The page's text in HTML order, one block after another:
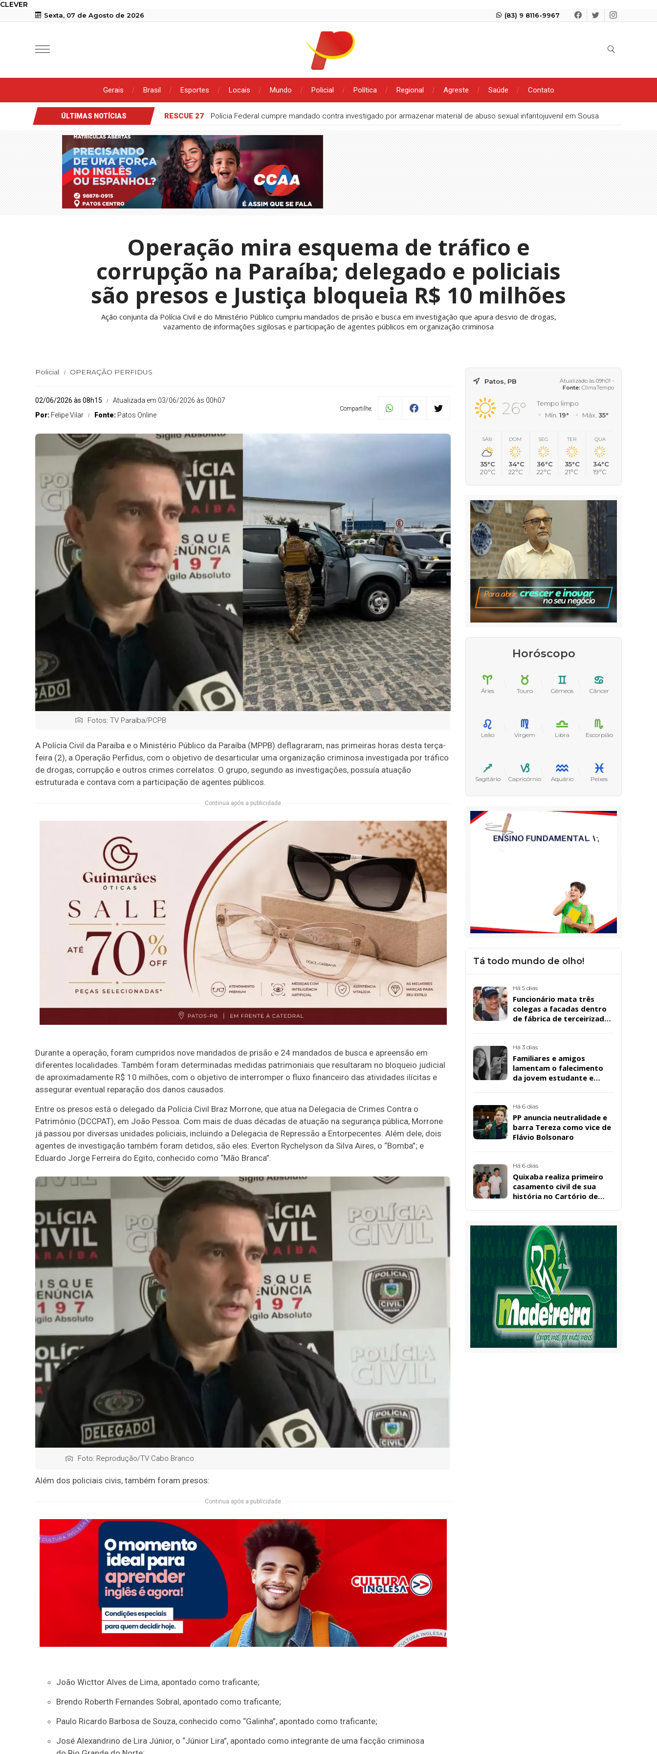
CLEVER
Sexta, 07 de Agosto de 2026 (83) 9 8116-9967
Gerais Brasil Esportes Locais Mundo Policial Política Regional Agreste Saúde Contato
ÚLTIMAS NOTÍCIAS RESCUE 27 Polícia Federal cumpre mandado contra investigado por armazenar material de abuso sexual infantojuvenil em Sousa
Operação mira esquema de tráfico e
corrupção na Paraíba; delegado e policiais
são presos e Justiça bloqueia R$ 10 milhões
Ação conjunta da Polícia Civil e do Ministério Público cumpriu mandados de prisão e busca em investigação que apura desvio de drogas,
vazamento de informações sigilosas e participação de agentes públicos em organização criminosa
Policial OPERAÇÃO PERFIDUS
02/06/2026 às 08h15
Atualizada em 03/06/2026 às 00h07
Por: Felipe Vilar Fonte: Patos Online
Compartilhe:
Fotos: TV Paraíba/PCPB
A Polícia Civil da Paraíba e o Ministério Público da Paraíba (MPPB) deflagraram, nas primeiras horas desta terça-
feira (2), a Operação Perfidus, com o objetivo de desarticular uma organização criminosa investigada por tráfico
de drogas, corrupção e outros crimes correlatos. O grupo, segundo as investigações, possuía atuação
estruturada e contava com a participação de agentes públicos.
Continua após a publicidade
Durante a operação, foram cumpridos nove mandados de prisão e 24 mandados de busca e apreensão em
diferentes localidades. Também foram determinadas medidas patrimoniais que resultaram no bloqueio judicial
de aproximadamente R$ 10 milhões, com o objetivo de interromper o fluxo financeiro das atividades ilícitas e
assegurar eventual reparação dos danos causados.
Entre os presos está o delegado da Polícia Civil Braz Morrone, que atua na Delegacia de Crimes Contra o
Patrimônio (DCCPAT), em João Pessoa. Com mais de duas décadas de atuação na segurança pública, Morrone
já passou por diversas unidades policiais, incluindo a Delegacia de Repressão a Entorpecentes. Além dele, dois
agentes de investigação também foram detidos, são eles: Everton Rychelyson da Silva Aires, o “Bomba”; e
Eduardo Jorge Ferreira do Egito, conhecido como “Mão Branca”.
Foto: Reprodução/TV Cabo Branco
Além dos policiais civis, também foram presos:
Continua após a publicidade
João Wicttor Alves de Lima, apontado como traficante;
Brendo Roberth Fernandes Sobral, apontado como traficante;
Paulo Ricardo Barbosa de Souza, conhecido como “Galinha”, apontado como traficante;
José Alexandrino de Lira Júnior, o “Júnior Lira”, apontado como integrante de uma facção criminosa
Patos, PB
Atualizado às 09h01 -
Fonte: ClimaTempo
26°
Tempo limpo
Mín. 19° Máx. 35°
SÁB
35°C
20°C
DOM
34°C
22°C
SEG
36°C
22°C
TER
35°C
21°C
QUA
34°C
19°C
Horóscopo
Áries Touro Gêmeos Câncer
Leão Virgem Libra Escorpião
Sagitário Capricórnio Aquário Peixes
Tá todo mundo de olho!
Há 5 dias
Funcionário mata três
colegas a facadas dentro
de fábrica de terceirizada
Há 3 dias
Familiares e amigos
lamentam o falecimento
da jovem estudante e
Santos, em Patos
Há 6 dias
PP anuncia neutralidade e
barra Tereza como vice de
Flávio Bolsonaro
Há 6 dias
Quixaba realiza primeiro
casamento civil de sua
história no Cartório de